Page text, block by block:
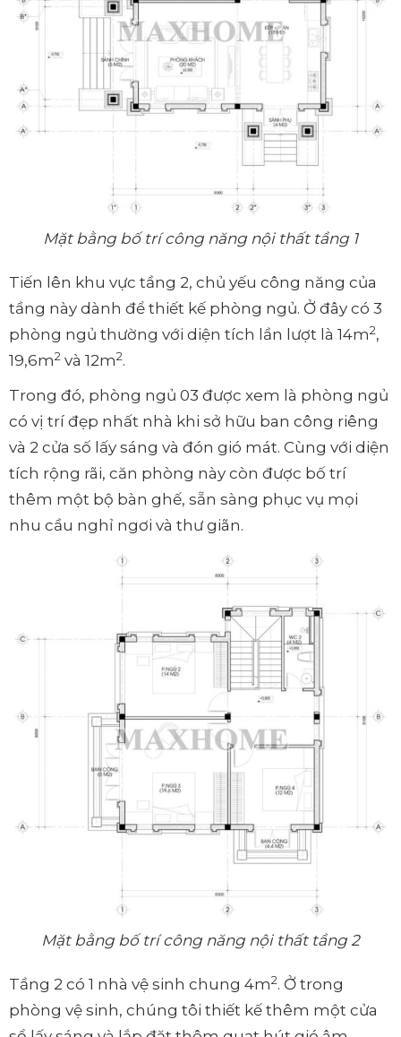
Mặt bằng bố trí công năng nội thất tầng 1
Tiến lên khu vực tầng 2, chủ yếu công năng của
tầng này dành để thiết kế phòng ngủ. Ở đây có 3
phòng ngủ thường với diện tích lần lượt là 14m2,
19,6m2 và 12m2.
Trong đó, phòng ngủ 03 được xem là phòng ngủ
có vị trí đẹp nhất nhà khi sở hữu ban công riêng
và 2 cửa số lấy sáng và đón gió mát. Cùng với diện
tích rộng rãi, căn phòng này còn được bố trí
thêm một bộ bàn ghế, sẵn sàng phục vụ mọi
nhu cầu nghỉ ngơi và thư giãn.
Mặt bằng bố trí công năng nội thất tầng 2
Tầng 2 có 1 nhà vệ sinh chung 4m2. Ở trong
phòng vệ sinh, chúng tôi thiết kế thêm một cửa